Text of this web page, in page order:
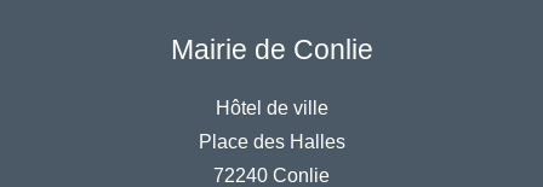
Mairie de Conlie
Hôtel de ville
Place des Halles
72240 Conlie